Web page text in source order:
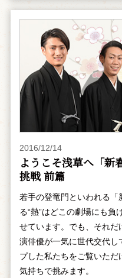
2016/12/14
ようこそ浅草へ「新
挑戦 前篇
若手の登竜門といわれる「
る“熱”はどこの劇場にも負
せています。でも、それだ
演俳優が一気に世代交代し
プした私たちをご覧いた
気持ちで挑みます。